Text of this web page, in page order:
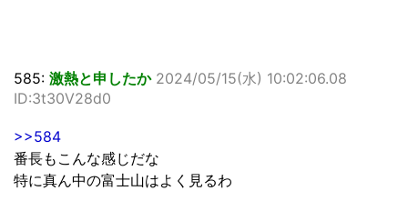
585: 激熱と申したか 2024/05/15(水) 10:02:06.08
ID:3t30V28d0
>>584
番長もこんな感じだな
特に真ん中の富士山はよく見るわ